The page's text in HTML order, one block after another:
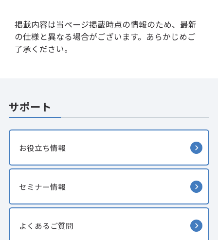
掲載内容は当ページ掲載時点の情報のため、最新
の仕様と異なる場合がございます。あらかじめご
了承ください。
サポート
お役立ち情報
セミナー情報
よくあるご質問